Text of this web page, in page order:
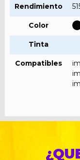
Rendimiento
Color
Tinta
Compatibles